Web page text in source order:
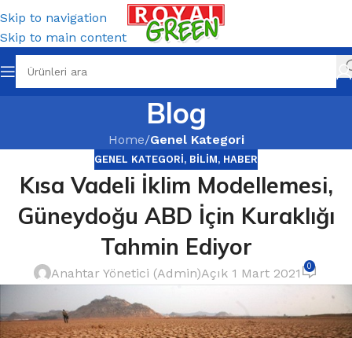
Skip to navigation
Skip to main content
Blog
Home/Genel Kategori
GENEL KATEGORI, BILIM, HABER
Kısa Vadeli İklim Modellemesi,
Güneydoğu ABD İçin Kuraklığı
Tahmin Ediyor
Anahtar Yönetici (Admin)Açık 1 Mart 2021 0